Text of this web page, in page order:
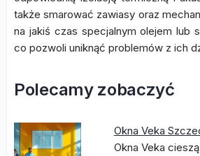
także smarować zawiasy oraz
na jakiś czas specjalnym olejem lub
co pozwoli uniknąć problemów z ich
Polecamy zobaczyć
Okna Veka
Okna Veka